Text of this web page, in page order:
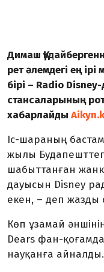
Димаш
рет әлемдегі ең
бірі – Radio
стансаларының
хабарлайды
Іс-шараның
жылы
шабыттанған
дауысын Disney
екен, – деп жазды
Көп ұзамай
Dears фан-
науқанға айналды.